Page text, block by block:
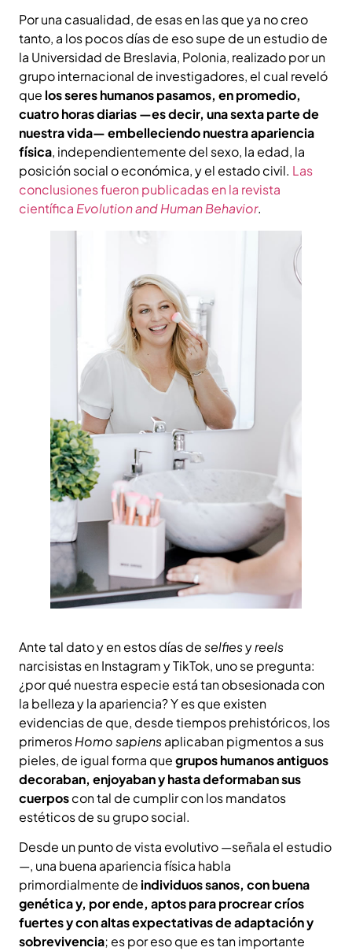
Por una casualidad, de esas en las que ya no creo
tanto, a los pocos días de eso supe de un estudio de
la Universidad de Breslavia, Polonia, realizado por un
grupo internacional de investigadores, el cual reveló
que los seres humanos pasamos, en promedio,
cuatro horas diarias —es decir, una sexta parte de
nuestra vida— embelleciendo nuestra apariencia
física, independientemente del sexo, la edad, la
posición social o económica, y el estado civil. Las
conclusiones fueron publicadas en la revista
científica Evolution and Human Behavior.
Ante tal dato y en estos días deselfiesyreels
narcisistas en Instagram y TikTok, uno se pregunta:
¿por qué nuestra especie está tan obsesionada con
la belleza y la apariencia? Y es que existen
evidencias de que, desde tiempos prehistóricos, los
primerosHomo sapiensaplicaban pigmentos a sus
pieles, de igual forma quegrupos humanos antiguos
decoraban, enjoyaban y hasta deformaban sus
cuerposcon tal de cumplir con los mandatos
estéticos de su grupo social.
Desde un punto de vista evolutivo —señala el estudio
—, una buena apariencia física habla
primordialmente de individuos sanos, con buena
genética y, por ende, aptos para procrear críos
fuertes y con altas expectativas de adaptación y
sobrevivencia; es por eso que es tan importante